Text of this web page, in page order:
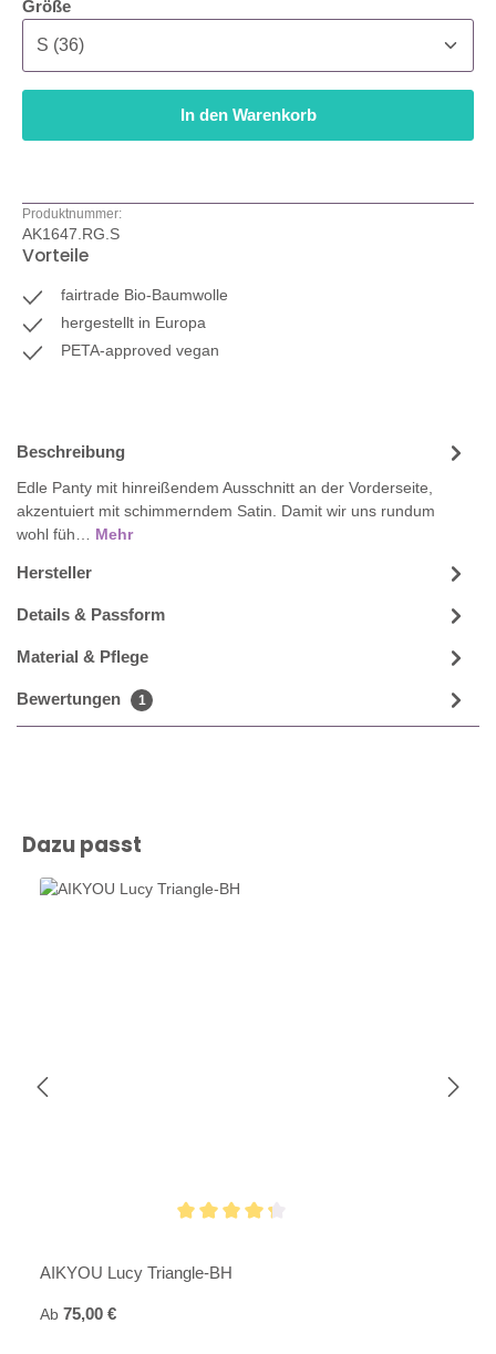
Größeauswählen
In den Warenkorb
Produktnummer:
AK1647.RG.S
Vorteile
fairtrade Bio-Baumwolle
hergestellt in Europa
PETA-approved vegan
Beschreibung
Edle Panty mit hinreißendem Ausschnitt an der Vorderseite,
akzentuiert mit schimmerndem Satin. Damit wir uns rundum
wohl füh… Mehr
Hersteller
Details & Passform
Material & Pflege
Bewertungen 1
Produktgalerie überspringen
Dazu passt
AIKYOU Lucy Triangle-BH
Regulärer Preis:
Ab 75,00 €